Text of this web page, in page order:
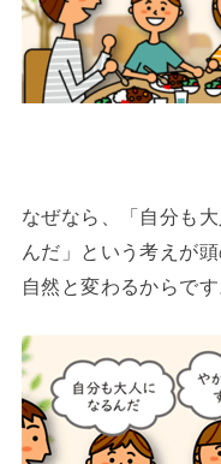
なぜなら、「自分も
んだ」という考えが
自然と変わるからです